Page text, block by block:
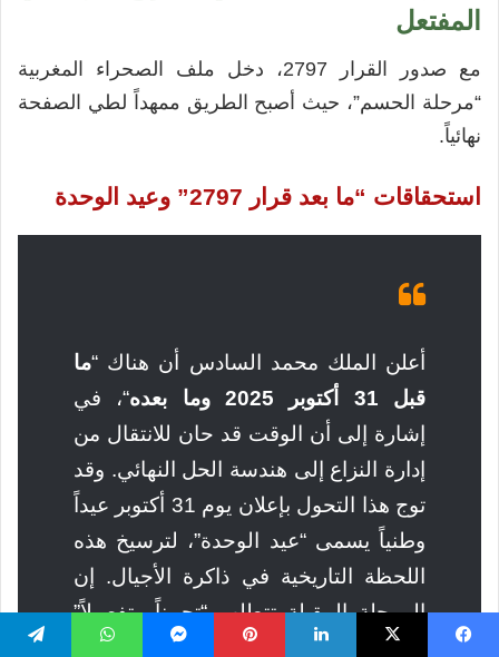
المفتعل
مع صدور القرار 2797، دخل ملف الصحراء المغربية
“مرحلة الحسم”، حيث أصبح الطريق ممهداً لطي الصفحة
نهائياً.
استحقاقات “ما بعد قرار 2797” وعيد الوحدة
أعلن الملك محمد السادس أن هناك “ما
قبل 31 أكتوبر 2025 وما بعده
“، في
إشارة إلى أن الوقت قد حان للانتقال من
إدارة النزاع إلى هندسة الحل النهائي. وقد
توج هذا التحول بإعلان يوم 31 أكتوبر عيداً
وطنياً يسمى “عيد الوحدة”، لترسيخ هذه
اللحظة التاريخية في ذاكرة الأجيال. إن
المرحلة المقبلة تتطلب “تحييناً وتفصيلاً”
لمبادرة الحكم الذاتي لتقديمها كعرض